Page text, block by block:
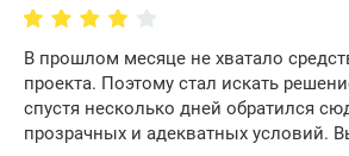
В прошлом месяце не хватало
проекта. Поэтому стал искать
спустя несколько дней обратился
прозрачных и адекватных условий.